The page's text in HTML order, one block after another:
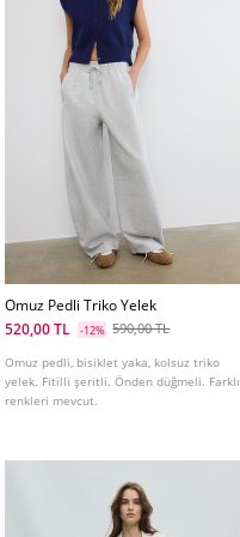
Omuz Pedli Triko Yelek
520,00 TL
-12% 590,00 TL
Omuz pedli, bisiklet yaka, kolsuz triko
yelek. Fitilli şeritli. Önden düğmeli. Farklı
renkleri mevcut.